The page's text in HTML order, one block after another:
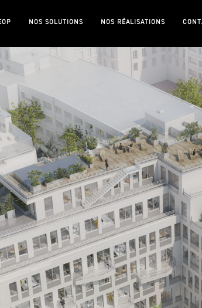
NOS SOLUTIONS NOS RÉALISATIONS